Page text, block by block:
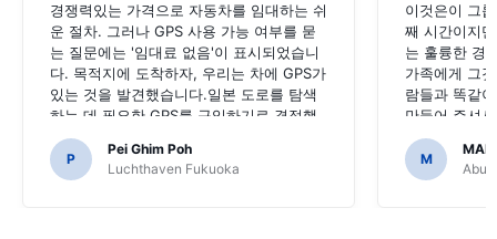
경쟁력있는 가격으로 자동차를 임대하는 쉬
운 절차. 그러나 GPS 사용 가능 여부를 묻
는 질문에는 '임대료 없음'이 표시되었습니
다. 목적지에 도착하자, 우리는 차에 GPS가
있는 것을 발견했습니다.일본 도로를 탐색
하는 데 필요한 GPS를 구입하기로 결정했
다면 끔찍했을 것입니다.
P
Pei Ghim Poh
Luchthaven Fukuoka
이것은이 그
째 시간이지
는 훌륭한 경
가족에게 그
람들과 똑같
만들어 주셔
M
Abu